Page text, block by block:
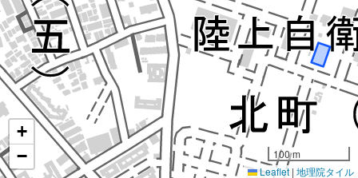
+
−
100 m
Leaflet | 地理院タイル